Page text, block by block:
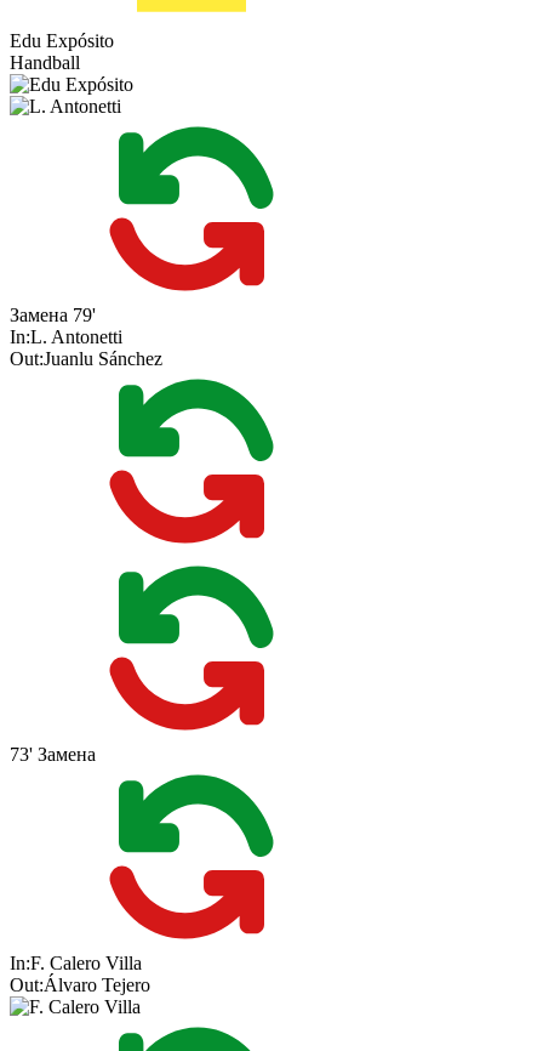
Edu Expósito
Handball
Замена 79'
In:L. Antonetti
Out:Juanlu Sánchez
73' Замена
In:F. Calero Villa
Out:Álvaro Tejero